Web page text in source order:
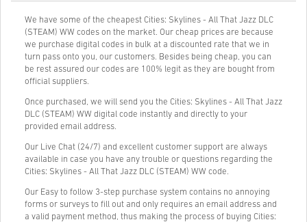
We have some of the cheapest Cities: Skylines - All That Jazz DLC
(STEAM) WW codes on the market. Our cheap prices are because
we purchase digital codes in bulk at a discounted rate that we in
turn pass onto you, our customers. Besides being cheap, you can
be rest assured our codes are 100% legit as they are bought from
official suppliers.
Once purchased, we will send you the Cities: Skylines - All That Jazz
DLC (STEAM) WW digital code instantly and directly to your
provided email address.
Our Live Chat (24/7) and excellent customer support are always
available in case you have any trouble or questions regarding the
Cities: Skylines - All That Jazz DLC (STEAM) WW code.
Our Easy to follow 3-step purchase system contains no annoying
forms or surveys to fill out and only requires an email address and
a valid payment method, thus making the process of buying Cities: